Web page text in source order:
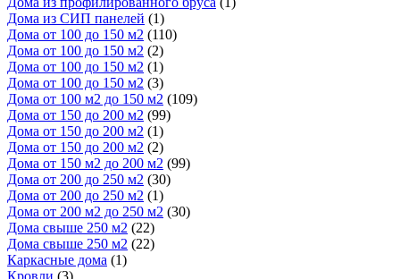
Дома из СИП панелей (1)
Дома от 100 до 150 м2 (110)
Дома от 100 до 150 м2 (2)
Дома от 100 до 150 м2 (1)
Дома от 100 до 150 м2 (3)
Дома от 100 м2 до 150 м2 (109)
Дома от 150 до 200 м2 (99)
Дома от 150 до 200 м2 (1)
Дома от 150 до 200 м2 (2)
Дома от 150 м2 до 200 м2 (99)
Дома от 200 до 250 м2 (30)
Дома от 200 до 250 м2 (1)
Дома от 200 м2 до 250 м2 (30)
Дома свыше 250 м2 (22)
Дома свыше 250 м2 (22)
Каркасные дома (1)
Кровли (3)